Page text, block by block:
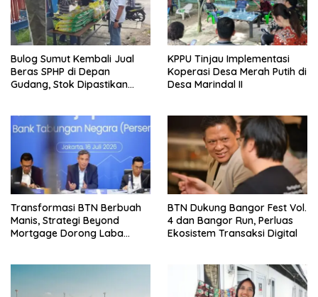
Bulog Sumut Kembali Jual
Beras SPHP di Depan
Gudang, Stok Dipastikan
KPPU Tinjau Implementasi
Koperasi Desa Merah Putih di
Desa Marindal II
Transformasi BTN Berbuah
Manis, Strategi Beyond
Mortgage Dorong Laba
BTN Dukung Bangor Fest Vol.
4 dan Bangor Run, Perluas
Ekosistem Transaksi Digital